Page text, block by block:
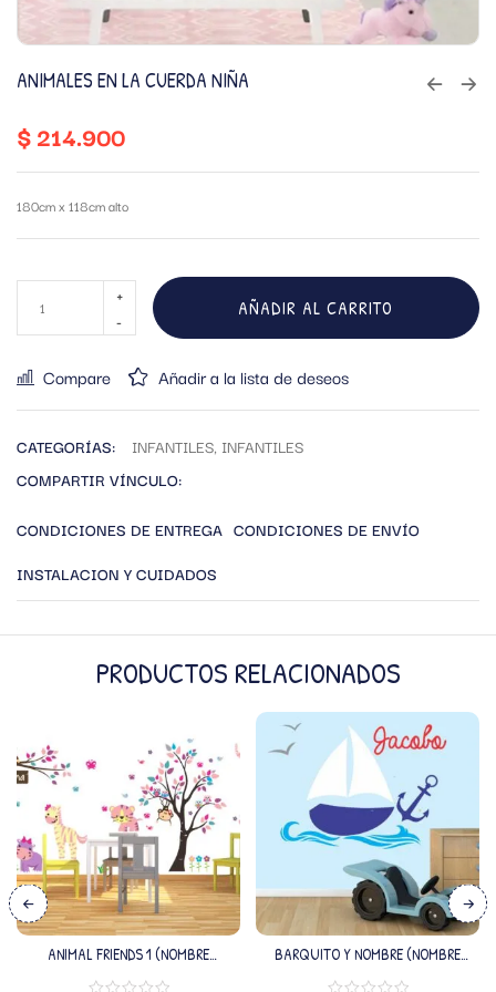
ANIMALES EN LA CUERDA NIÑA
$214.900
180cm x 118cm alto
AÑADIR AL CARRITO
Compare Añadir a la lista de deseos
CATEGORÍAS: INFANTILES, INFANTILES
COMPARTIR VÍNCULO:
CONDICIONES DE ENTREGA CONDICIONES DE ENVÍO
INSTALACION Y CUIDADOS
PRODUCTOS RELACIONADOS
ANIMAL FRIENDS 1 (NOMBRE
BARQUITO Y NOMBRE (NOMBRE